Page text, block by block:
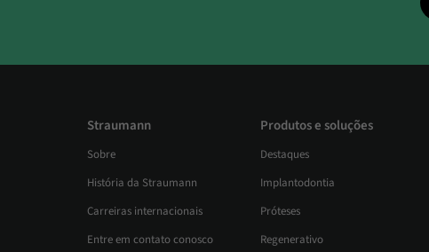
Straumann
Sobre
História da Straumann
Carreiras internacionais
Entre em contato conosco
Produtos e soluções
Destaques
Implantodontia
Próteses
Regenerativo